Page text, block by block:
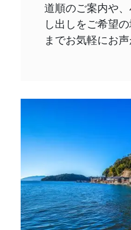
道順のご案内や
し出しをご希望
までお気軽にお声